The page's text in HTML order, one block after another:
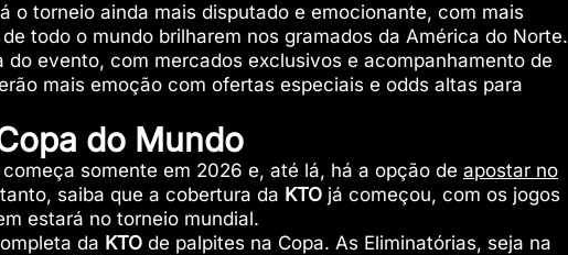
o torneio ainda mais disputado e emocionante, com mais
todo o mundo brilharem nos gramados da América do Norte.
do evento, com mercados exclusivos e acompanhamento de
mais emoção com ofertas especiais e odds altas para
do Mundo
somente em 2026 e, até lá, há a opção de apostar no
saiba que a cobertura da KTO já começou, com os jogos
estará no torneio mundial.
da KTO de palpites na Copa. As Eliminatórias, seja na